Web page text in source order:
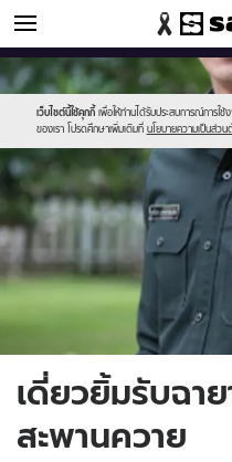
ข่าวบันเทิง
เว็บไซต์นี้ใช้คุกกี้ เพื่อให้ท่านได้รับประสบการณ์การใ
ของเรา โปรดศึกษาเพิ่มเติมที่ นโยบายความเป็นส่วน
Sanook
//s.isanook.com/sr/0/images/
new-
sanook.png
600
60
//s.isanook.com/ns/0/ud/366/
01.jpg
เดี่ยวยิ้มรับฉา
สะพานควาย